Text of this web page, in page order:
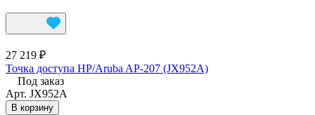
27 219 ₽
Точка доступа HP/Aruba AP-207 (JX952A)
Под заказ
Арт. JX952A
В корзину